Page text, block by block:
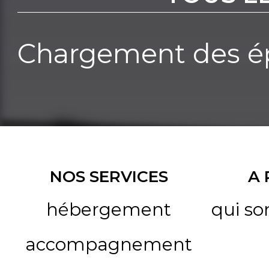
Chargement des
NOS SERVICES
hébergement
accompagnement
A
qui